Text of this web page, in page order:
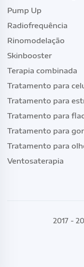
Pump Up
Radiofrequência
Rinomodelação
Skinbooster
Terapia combinada
Tratamento para
Tratamento para
Tratamento para
Tratamento para
Tratamento para
Ventosaterapia
2017 -